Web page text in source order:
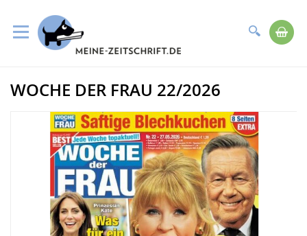
Suche
zum
Inhalt
Zum
Bildergalerie
WOCHE DER FRAU 22/2026